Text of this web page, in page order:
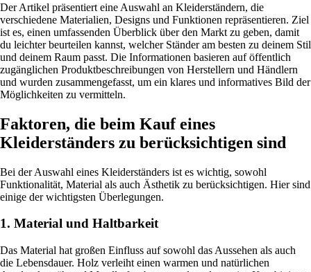
Der Artikel präsentiert eine Auswahl an Kleiderständern, die
verschiedene Materialien, Designs und Funktionen repräsentieren. Ziel
ist es, einen umfassenden Überblick über den Markt zu geben, damit
du leichter beurteilen kannst, welcher Ständer am besten zu deinem Stil
und deinem Raum passt. Die Informationen basieren auf öffentlich
zugänglichen Produktbeschreibungen von Herstellern und Händlern
und wurden zusammengefasst, um ein klares und informatives Bild der
Möglichkeiten zu vermitteln.
Faktoren, die beim Kauf eines
Kleiderständers zu berücksichtigen sind
Bei der Auswahl eines Kleiderständers ist es wichtig, sowohl
Funktionalität, Material als auch Ästhetik zu berücksichtigen. Hier sind
einige der wichtigsten Überlegungen.
1. Material und Haltbarkeit
Das Material hat großen Einfluss auf sowohl das Aussehen als auch
die Lebensdauer. Holz verleiht einen warmen und natürlichen